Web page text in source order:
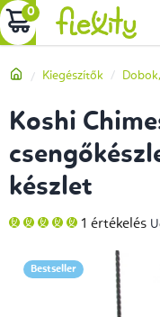
Ugrás
a
tartalomhoz
KOSÁR
Kezdőlap
Kiegészítők
Koshi
készlet
A
termék
értékelése
5-
ből
csillag.
1 értékelés
Bestseller